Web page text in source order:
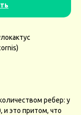
ребер: у
и это притом, что